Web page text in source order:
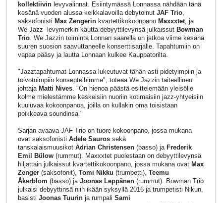
kollektiivinlevyvalinnat. Esiintymässä Lonnassa nähdään tänä
kesänä vuoden alussa keikkalavoilla debytoinutJAF Trio,
saksofonisti Max Zengerinkvartettikokoonpano Maxxxtet, ja
We Jazz -levymerkin kautta debyyttilevynsä julkaissut Bowman
Trio. WeJazzin toiminta Lonnan saarella on jatkoa viime kesänä
suuren suosion saavuttaneelle konserttisarjalle. Tapahtumiin on
vapaa pääsy ja lautta Lonnaan kulkee Kauppatorilta.
"Jazztapahtumat Lonnassa lukeutuvat tähän asti pidetyimpiin ja
toivotuimpiin konsepteihimme", toteaa WeJazzin taiteellinen
johtaja Matti Nives. "On hienoa päästä esittelemään yleisölle
kolme mielestämme keskeisiin nuoriin kotimaisiin jazz-yhtyeisiin
kuuluvaa kokoonpanoa, joilla on kullakin oma toisistaan
poikkeava soundinsa."
Sarjan avaava JAF Trio on tuore kokoonpano, jossa mukana
ovat saksofonisti Adele Saurossekä
tanskalaismuusikot Adrian Christensen(basso) ja Frederik
Emil Bülow (rummut). Maxxxtet puolestaan on debyyttilevynsä
hiljattain julkaissut kvartettikokoonpano, jossa mukana ovat Max
Zenger(saksofonit), Tomi Nikku (trumpetti), Teemu
Åkerblom (basso) ja Joonas Leppänen(rummut). Bowman Trio
julkaisi debyyttinsä niin ikään syksyllä 2016 ja trumpetisti Nikun,
basisti Joonas Tuurinja rumpali Sami